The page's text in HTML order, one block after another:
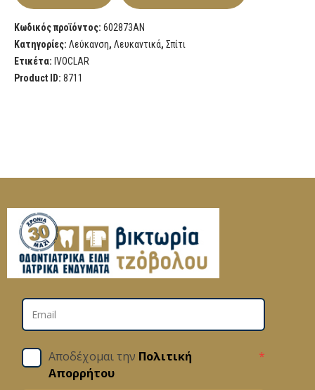
Κωδικός προϊόντος: 602873AN
Κατηγορίες: Λεύκανση, Λευκαντικά, Σπίτι
Ετικέτα: IVOCLAR
Product ID: 8711
Αποδέχομαι την Πολιτική
Απορρήτου
*